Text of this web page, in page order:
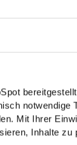
Mit Ihrer
Inhalte